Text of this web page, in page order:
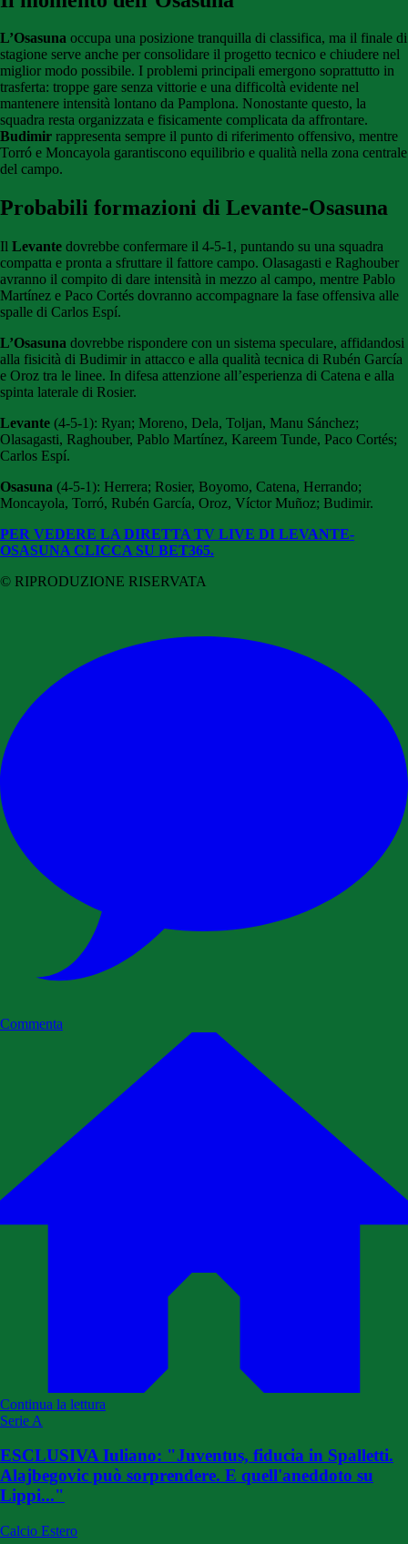
L’Osasuna occupa una posizione tranquilla di classifica, ma il finale di
stagione serve anche per consolidare il progetto tecnico e chiudere nel
miglior modo possibile. I problemi principali emergono soprattutto in
trasferta: troppe gare senza vittorie e una difficoltà evidente nel
mantenere intensità lontano da Pamplona. Nonostante questo, la
squadra resta organizzata e fisicamente complicata da affrontare.
Budimir rappresenta sempre il punto di riferimento offensivo, mentre
Torró e Moncayola garantiscono equilibrio e qualità nella zona centrale
del campo.
Probabili formazioni di Levante-Osasuna
Il Levante dovrebbe confermare il 4-5-1, puntando su una squadra
compatta e pronta a sfruttare il fattore campo. Olasagasti e Raghouber
avranno il compito di dare intensità in mezzo al campo, mentre Pablo
Martínez e Paco Cortés dovranno accompagnare la fase offensiva alle
spalle di Carlos Espí.
L’Osasuna dovrebbe rispondere con un sistema speculare, affidandosi
alla fisicità di Budimir in attacco e alla qualità tecnica di Rubén García
e Oroz tra le linee. In difesa attenzione all’esperienza di Catena e alla
spinta laterale di Rosier.
Levante (4-5-1): Ryan; Moreno, Dela, Toljan, Manu Sánchez;
Olasagasti, Raghouber, Pablo Martínez, Kareem Tunde, Paco Cortés;
Carlos Espí.
Osasuna (4-5-1): Herrera; Rosier, Boyomo, Catena, Herrando;
Moncayola, Torró, Rubén García, Oroz, Víctor Muñoz; Budimir.
PER VEDERE LA DIRETTA TV LIVE DI LEVANTE-
OSASUNA CLICCA SU BET365.
© RIPRODUZIONE RISERVATA
Commenta
Continua la lettura
Serie A
ESCLUSIVA Iuliano: "Juventus, fiducia in Spalletti.
Alajbegovic può sorprendere. E quell'aneddoto su
Lippi..."
Calcio Estero